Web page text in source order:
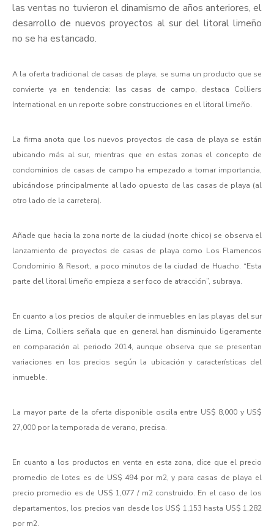
las ventas no tuvieron el dinamismo de años anteriores, el
desarrollo de nuevos proyectos al sur del litoral limeño
no se ha estancado.
A la oferta tradicional de casas de playa, se suma un producto que se
convierte ya en tendencia: las casas de campo, destaca Colliers
International en un reporte sobre construcciones en el litoral limeño.
La firma anota que los nuevos proyectos de casa de playa se están
ubicando más al sur, mientras que en estas zonas el concepto de
condominios de casas de campo ha empezado a tomar importancia,
ubicándose principalmente al lado opuesto de las casas de playa (al
otro lado de la carretera).
Añade que hacia la zona norte de la ciudad (norte chico) se observa el
lanzamiento de proyectos de casas de playa como Los Flamencos
Condominio & Resort, a poco minutos de la ciudad de Huacho. “Esta
parte del litoral limeño empieza a ser foco de atracción”, subraya.
En cuanto a los precios de alquiler de inmuebles en las playas del sur
de Lima, Colliers señala que en general han disminuido ligeramente
en comparación al periodo 2014, aunque observa que se presentan
variaciones en los precios según la ubicación y características del
inmueble.
La mayor parte de la oferta disponible oscila entre US$ 8,000 y US$
27,000 por la temporada de verano, precisa.
En cuanto a los productos en venta en esta zona, dice que el precio
promedio de lotes es de US$ 494 por m2, y para casas de playa el
precio promedio es de US$ 1,077 / m2 construido. En el caso de los
departamentos, los precios van desde los US$ 1,153 hasta US$ 1,282
por m2.